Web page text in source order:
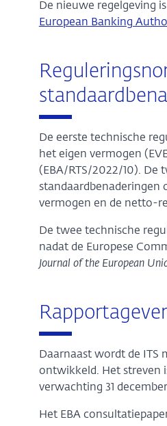
De nieuwe regelgeving
European Banking
De eerste technische
het eigen vermogen
(EBA/RTS/2022/10). De
standaardbenaderingen
vermogen en de netto-
De twee technische
nadat de Europese
Journal of the European
Daarnaast wordt de ITS
ontwikkeld. Het streven
verwachting 31
Het EBA